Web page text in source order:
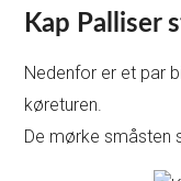
Kap Palliser
Nedenfor er et par
køreturen.
De mørke småsten